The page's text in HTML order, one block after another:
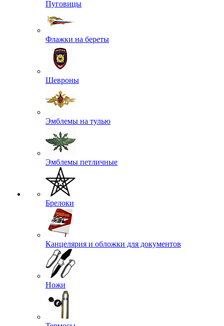
Пуговицы
Флажки на береты
Шевроны
Эмблемы на тулью
Эмблемы петличные
Брелоки
Канцелярия и обложки для документов
Ножи